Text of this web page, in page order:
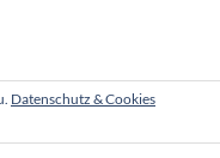
Datenschutz & Cookies